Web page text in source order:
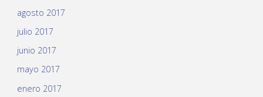
agosto 2017
julio 2017
junio 2017
mayo 2017
enero 2017